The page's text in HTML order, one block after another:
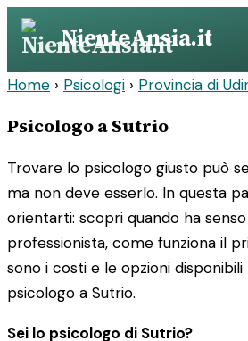
Vai
contenuto
NienteAnsia.it
Home › Psicologi › Provincia di
Psicologo a Sutrio
Trovare lo psicologo giusto può
ma non deve esserlo. In questa
orientarti: scopri quando ha
professionista, come funziona il
sono i costi e le opzioni
psicologo a Sutrio.
Sei lo psicologo di Sutrio?